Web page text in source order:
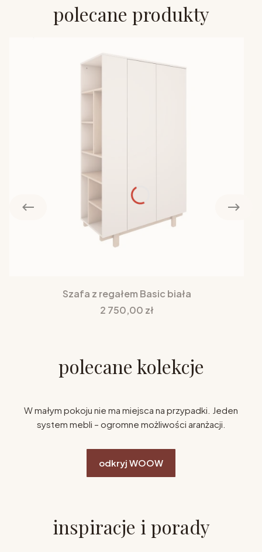
polecane produkty
Szafa z regałem Basic biała
Cena
2 750,00 zł
polecane kolekcje
W małym pokoju nie ma miejsca na przypadki. Jeden
system mebli – ogromne możliwości aranżacji.
odkryj WOOW
inspiracje i porady